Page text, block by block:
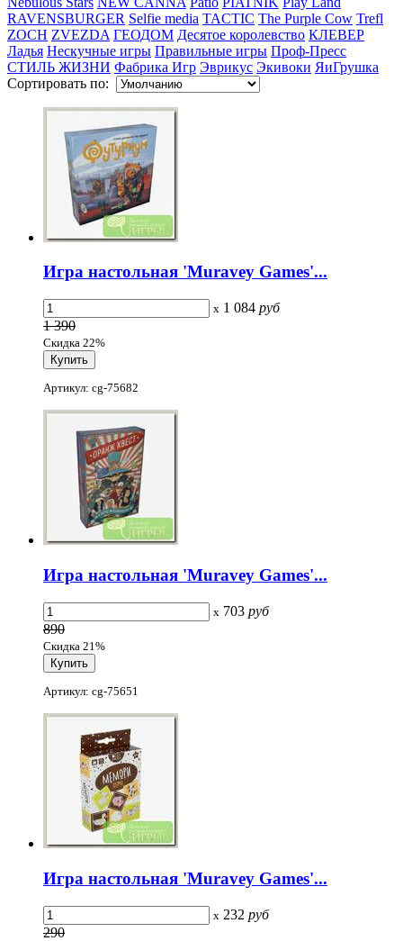
RAVENSBURGER Selfie media TACTIC The Purple Cow Trefl
ZOCH ZVEZDA ГЕОДОМ Десятое королевство КЛЕВЕР
Ладья Нескучные игры Правильные игры Проф-Пресс
СТИЛЬ ЖИЗНИ Фабрика Игр Эврикус Экивоки ЯиГрушка
Сортировать по:
Игра настольная 'Muravey Games'...
x 1 084 руб
1 390
Скидка 22%
Артикул: cg-75682
Игра настольная 'Muravey Games'...
x 703 руб
890
Скидка 21%
Артикул: cg-75651
Игра настольная 'Muravey Games'...
x 232 руб
290